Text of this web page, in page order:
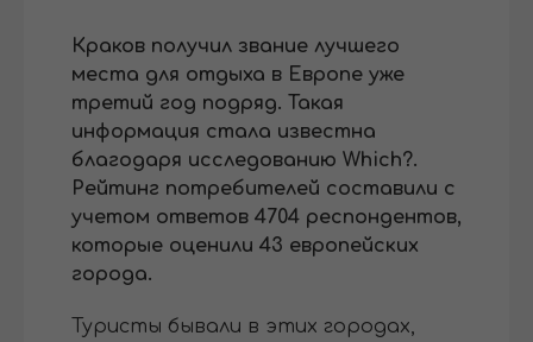
Краков получил звание лучшего
места для отдыха в Европе уже
третий год подряд. Такая
информация стала известна
благодаря исследованию Which?.
Рейтинг потребителей составили с
учетом ответов 4704 респондентов,
которые оценили 43 европейских
города.
Туристы бывали в этих городах,